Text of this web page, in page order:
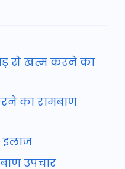
से खत्म करने का
का रामबाण
इलाज
उपचार